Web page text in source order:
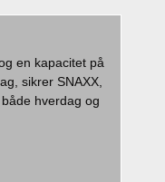
en kapacitet på
sikrer SNAXX,
hverdag og